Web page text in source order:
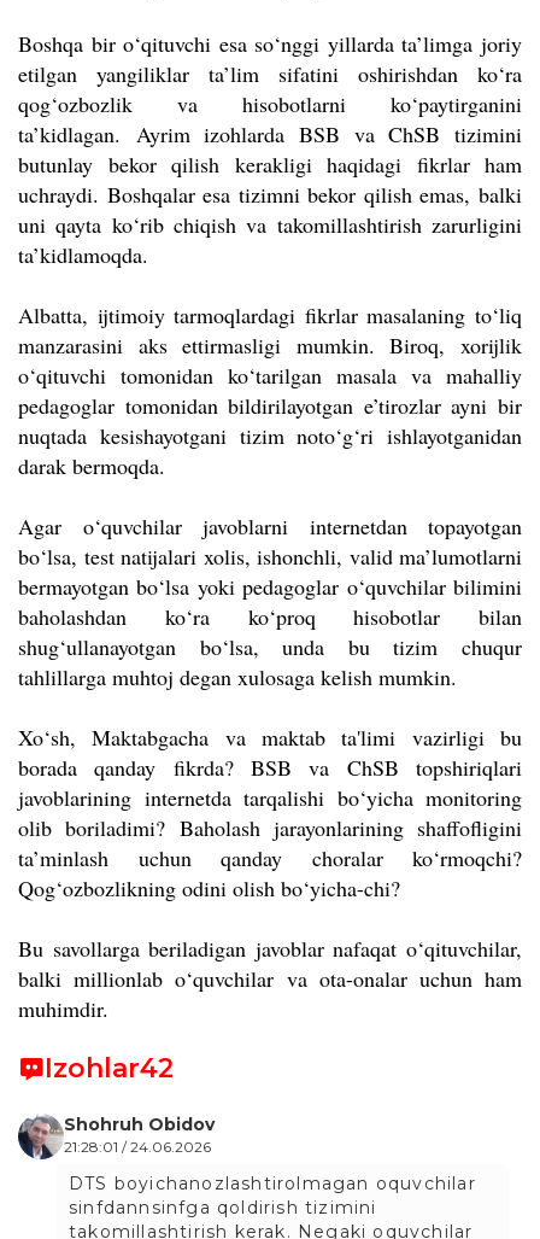
Boshqa bir o‘qituvchi esa so‘nggi yillarda ta’limga joriy
etilgan yangiliklar ta’lim sifatini oshirishdan ko‘ra
qog‘ozbozlik va hisobotlarni ko‘paytirganini
ta’kidlagan. Ayrim izohlarda BSB va ChSB tizimini
butunlay bekor qilish kerakligi haqidagi fikrlar ham
uchraydi. Boshqalar esa tizimni bekor qilish emas, balki
uni qayta ko‘rib chiqish va takomillashtirish zarurligini
ta’kidlamoqda.
Albatta, ijtimoiy tarmoqlardagi fikrlar masalaning to‘liq
manzarasini aks ettirmasligi mumkin. Biroq, xorijlik
o‘qituvchi tomonidan ko‘tarilgan masala va mahalliy
pedagoglar tomonidan bildirilayotgan e’tirozlar ayni bir
nuqtada kesishayotgani tizim noto‘g‘ri ishlayotganidan
darak bermoqda.
Agar o‘quvchilar javoblarni internetdan topayotgan
bo‘lsa, test natijalari xolis, ishonchli, valid ma’lumotlarni
bermayotgan bo‘lsa yoki pedagoglar o‘quvchilar bilimini
baholashdan ko‘ra ko‘proq hisobotlar bilan
shug‘ullanayotgan bo‘lsa, unda bu tizim chuqur
tahlillarga muhtoj degan xulosaga kelish mumkin.
Xo‘sh, Maktabgacha va maktab ta'limi vazirligi bu
borada qanday fikrda? BSB va ChSB topshiriqlari
javoblarining internetda tarqalishi bo‘yicha monitoring
olib boriladimi? Baholash jarayonlarining shaffofligini
ta’minlash uchun qanday choralar ko‘rmoqchi?
Qog‘ozbozlikning odini olish bo‘yicha-chi?
Bu savollarga beriladigan javoblar nafaqat o‘qituvchilar,
balki millionlab o‘quvchilar va ota-onalar uchun ham
muhimdir.
Izohlar42
Shohruh Obidov
21:28:01 / 24.06.2026
DTS boyichanozlashtirolmagan oquvchilar
sinfdannsinfga qoldirish tizimini
takomillashtirish kerak. Negaki oquvchilar